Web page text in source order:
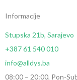
Informacije
Stupska 21b, Sarajevo
+387 61 540 010
info@alldys.ba
08:00 – 20:00, Pon-